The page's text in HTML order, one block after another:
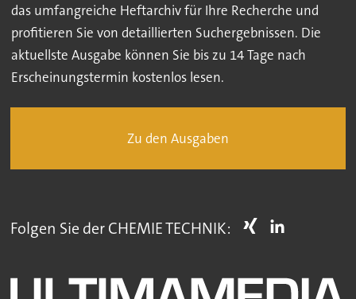
das umfangreiche Heftarchiv für Ihre Recherche und
profitieren Sie von detaillierten Suchergebnissen. Die
aktuellste Ausgabe können Sie bis zu 14 Tage nach
Erscheinungstermin kostenlos lesen.
Zu den Ausgaben
Folgen Sie der CHEMIE TECHNIK: